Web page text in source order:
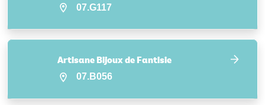
07.G117
Artisane Bijoux de Fantisie
07.B056